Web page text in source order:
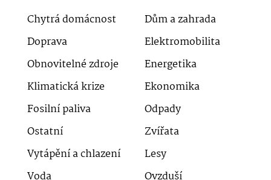
Chytrá domácnost
Dům a zahrada
Doprava
Elektromobilita
Obnovitelné zdroje
Energetika
Klimatická krize
Ekonomika
Fosilní paliva
Odpady
Ostatní
Zvířata
Vytápění a chlazení
Lesy